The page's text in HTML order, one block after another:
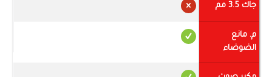
جاك 3.5 مم
م. مانع
الضوضاء